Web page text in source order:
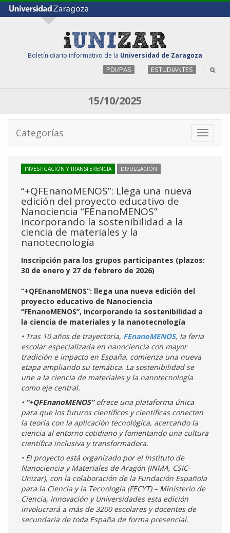
Boletín diario informativo de la Universidad de Zaragoza
PDI/PAS ESTUDIANTES
15/10/2025
Toggle
Categorías
INVESTIGACIÓN Y TRANSFERENCIA DIVULGACIÓN
“+QFEnanoMENOS”: Llega una nueva
edición del proyecto educativo de
Nanociencia “FEnanoMENOS”
incorporando la sostenibilidad a la
ciencia de materiales y la
nanotecnología
Inscripción para los grupos participantes (plazos:
30 de enero y 27 de febrero de 2026)
“+QFEnanoMENOS”: llega una nueva edición del
proyecto educativo de Nanociencia
“FEnanoMENOS”, incorporando la sostenibilidad a
la ciencia de materiales y la nanotecnología
• Tras 10 años de trayectoria, FEnanoMENOS, la feria
escolar especializada en nanociencia con mayor
tradición e impacto en España, comienza una nueva
etapa ampliando su temática. La sostenibilidad se
une a la ciencia de materiales y la nanotecnología
como eje central.
• “+QFEnanoMENOS”ofrece una plataforma única
para que los futuros científicos y científicas conecten
la teoría con la aplicación tecnológica, acercando la
ciencia al entorno cotidiano y fomentando una cultura
científica inclusiva y transformadora.
• El proyecto está organizado por el Instituto de
Nanociencia y Materiales de Aragón (INMA, CSIC-
Unizar), con la colaboración de la Fundación Española
para la Ciencia y la Tecnología (FECYT) – Ministerio de
Ciencia, Innovación y Universidades esta edición
involucrará a más de 3200 escolares y docentes de
secundaria de toda España de forma presencial.